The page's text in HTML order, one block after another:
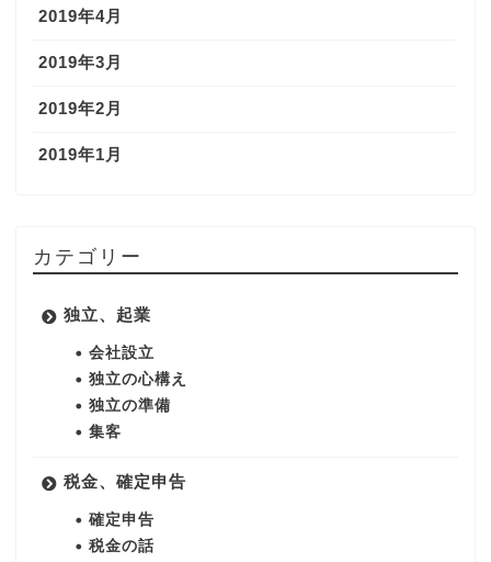
2019年4月
2019年3月
2019年2月
2019年1月
カテゴリー
独立、起業
会社設立
独立の心構え
独立の準備
集客
税金、確定申告
確定申告
税金の話